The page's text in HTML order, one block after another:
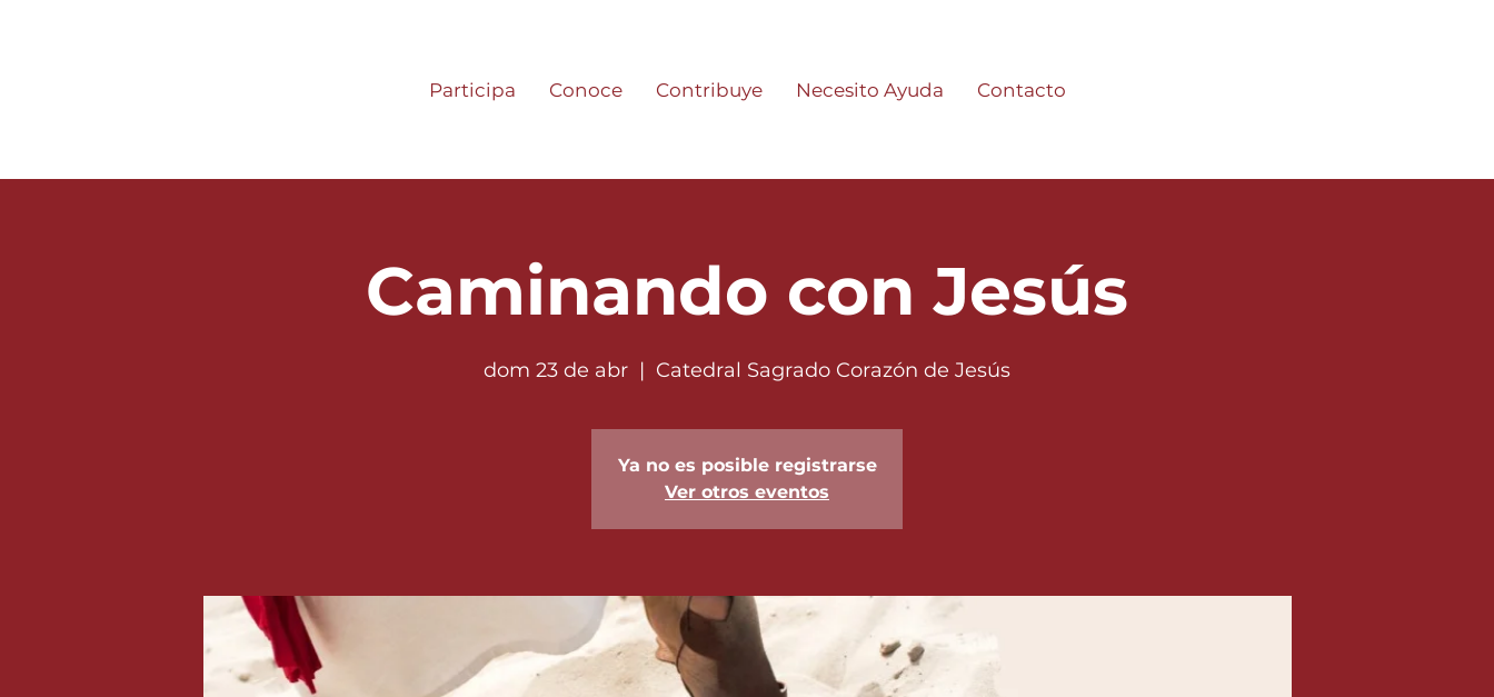
Participa Conoce Contribuye Necesito Ayuda Contacto
Caminando con Jesús
dom 23 de abr
  |
Catedral Sagrado Corazón de Jesús
Ya no es posible registrarse
Ver otros eventos